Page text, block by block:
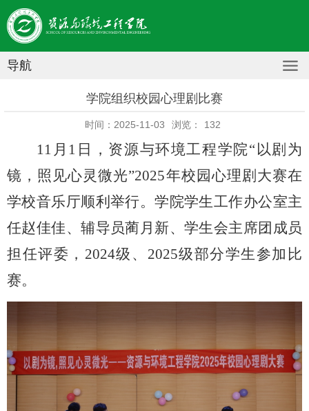
导航
学院组织校园心理剧比赛
时间：2025-11-03 浏览： 132
11月1日，资源与环境工程学院“以剧为
镜，照见心灵微光”2025年校园心理剧大赛在
学校音乐厅顺利举行。学院学生工作办公室主
任赵佳佳、辅导员蔺月新、学生会主席团成员
担任评委，2024级、2025级部分学生参加比
赛。